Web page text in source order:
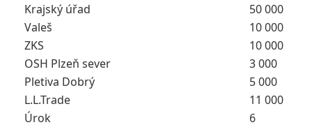
Krajský úřad
50 000
Valeš
10 000
ZKS
10 000
OSH Plzeň sever
3 000
Pletiva Dobrý
5 000
L.L.Trade
11 000
Úrok
6